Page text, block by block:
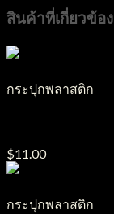
สินค้าที่เกี่ยวข้อง
กระปุกพลาสติก
$11.00
กระปุกพลาสติก